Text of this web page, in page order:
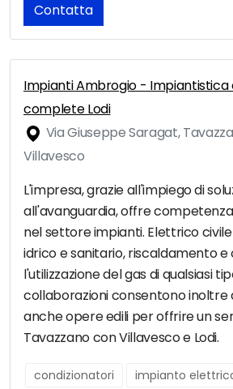
Contatta
Impianti Ambrogio - Impiantistica
complete Lodi
Via Giuseppe Saragat,
Villavesco
L'impresa, grazie all'impiego di
all'avanguardia, offre
nel settore impianti. Elettrico
idrico e sanitario, riscaldamento e
l'utilizzazione del gas di qualsiasi
collaborazioni consentono
anche opere edili per offrire un
Tavazzano con Villavesco e Lodi.
condizionatori
impianto